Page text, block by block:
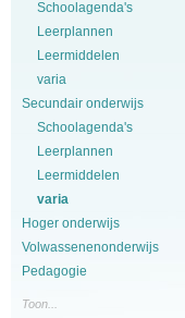
Schoolagenda's
Leerplannen
Leermiddelen
varia
Secundair onderwijs
Schoolagenda's
Leerplannen
Leermiddelen
varia
Hoger onderwijs
Volwassenenonderwijs
Pedagogie
Toon...